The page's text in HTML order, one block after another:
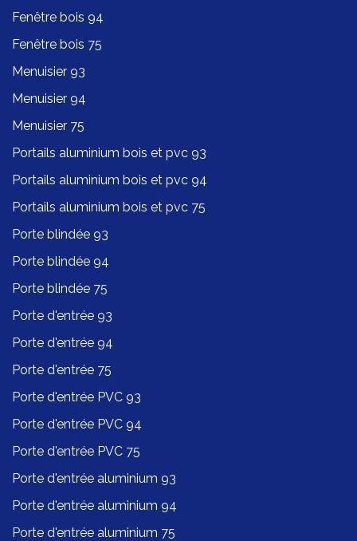
Fenêtre bois 94
Fenêtre bois 75
Menuisier 93
Menuisier 94
Menuisier 75
Portails aluminium bois et pvc 93
Portails aluminium bois et pvc 94
Portails aluminium bois et pvc 75
Porte blindée 93
Porte blindée 94
Porte blindée 75
Porte d'entrée 93
Porte d'entrée 94
Porte d'entrée 75
Porte d'entrée PVC 93
Porte d'entrée PVC 94
Porte d'entrée PVC 75
Porte d'entrée aluminium 93
Porte d'entrée aluminium 94
Porte d'entrée aluminium 75